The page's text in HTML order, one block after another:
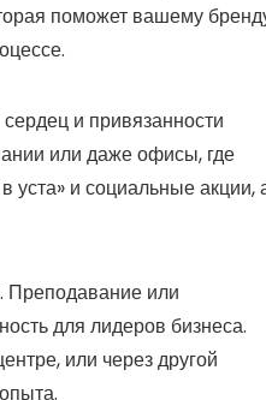
поможет вашему
и привязанности
или даже офисы, где
уста» и социальные акции,
Преподавание или
для лидеров бизнеса.
или через другой